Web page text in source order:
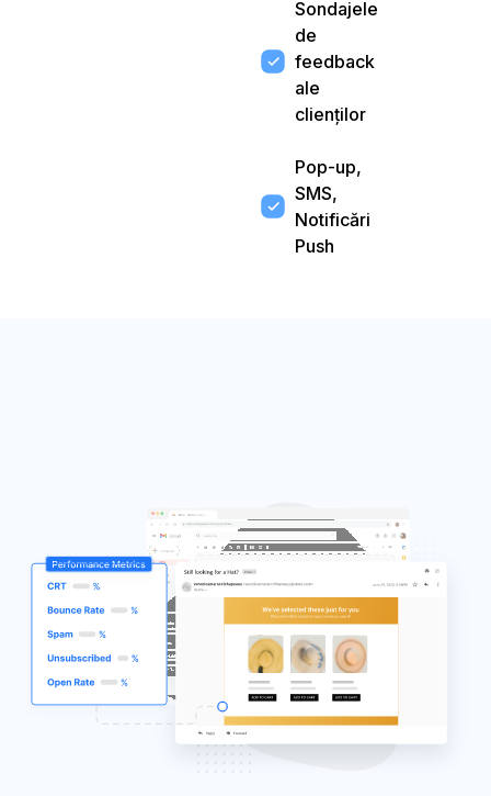
Sondajele
de
feedback
ale
clienților
Pop-up,
SMS,
Notificări
Push